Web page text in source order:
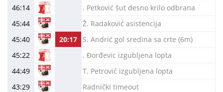
46:14
. Petković šut desno krilo odbrana
45:44
Ž. Radaković asistencija
45:40
20:17
S. Andrić gol sredina sa crte (6m)
45:22
. Đorđevic izgubljena lopta
44:49
T. Petrović izgubljena lopta
43:29
Radnički timeout